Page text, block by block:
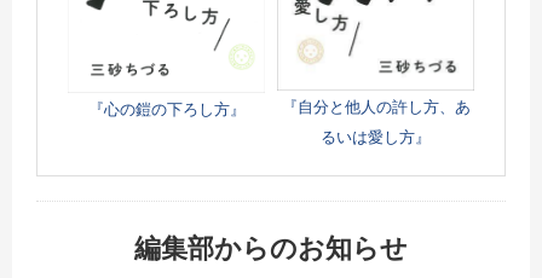
『心の鎧の下ろし方』
『自分と他人の許し方、あ
るいは愛し方』
編集部からのお知らせ